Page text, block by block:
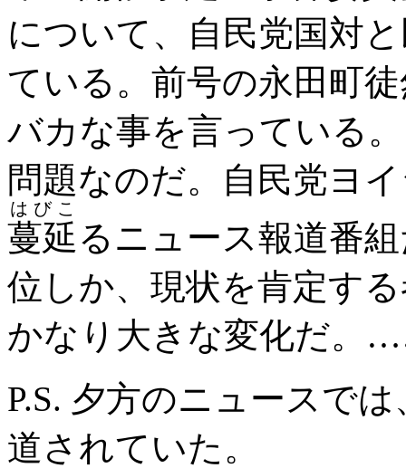
について、自民党国対
ている。前号の永田町
バカな事を言っている
問題なのだ。自民党ヨ
蔓延
はびこ
るニュース報道番
位しか、現状を肯定す
かなり大きな変化だ。
P.S. 夕方のニュースで
道されていた。